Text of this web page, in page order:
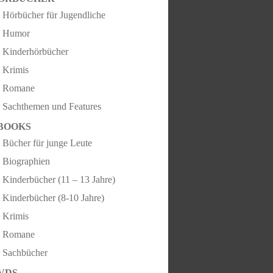
Hörbücher für Jugendliche
Humor
Kinderhörbücher
Krimis
Romane
Sachthemen und Features
Bücher für junge Leute
Biographien
Kinderbücher (11 – 13 Jahre)
Kinderbücher (8-10 Jahre)
Krimis
Romane
Sachbücher